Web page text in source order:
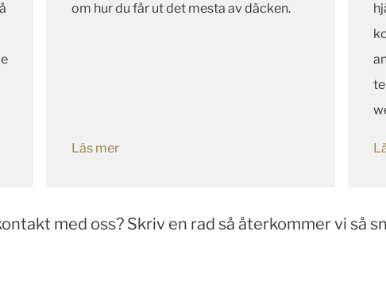
om hur du får ut det mesta av däcken.
Läs mer
med oss? Skriv en rad så återkommer vi så